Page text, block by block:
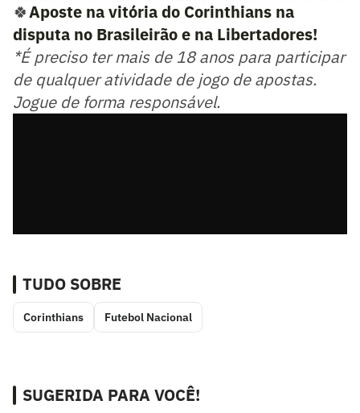
🍀Aposte na vitória do Corinthians na
disputa no Brasileirão e na Libertadores!
*É preciso ter mais de 18 anos para participar
de qualquer atividade de jogo de apostas.
Jogue de forma responsável.
TUDO SOBRE
Corinthians Futebol Nacional
SUGERIDA PARA VOCÊ!